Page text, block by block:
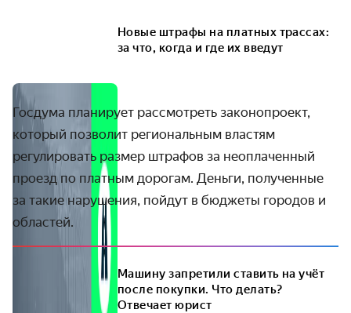
Новые штрафы на платных трассах:
за что, когда и где их введут
Госдума планирует рассмотреть законопроект,
который позволит региональным властям
регулировать размер штрафов за неоплаченный
проезд по платным дорогам. Деньги, полученные
за такие нарушения, пойдут в бюджеты городов и
областей.
Машину запретили ставить на учёт
после покупки. Что делать?
Отвечает юрист